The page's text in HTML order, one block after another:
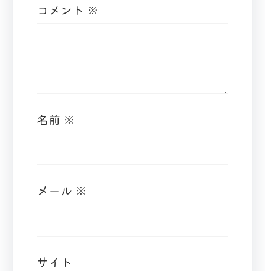
コメント ※
名前 ※
メール ※
サイト